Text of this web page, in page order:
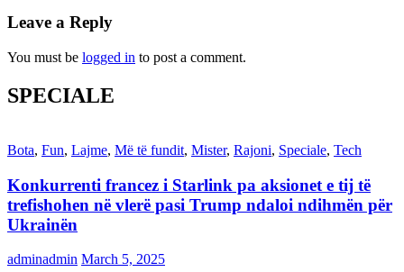
Leave a Reply
You must be logged in to post a comment.
SPECIALE
Bota, Fun, Lajme, Më të fundit, Mister, Rajoni, Speciale, Tech
Konkurrenti francez i Starlink pa aksionet e tij të
trefishohen në vlerë pasi Trump ndaloi ndihmën për
Ukrainën
adminadmin March 5, 2025